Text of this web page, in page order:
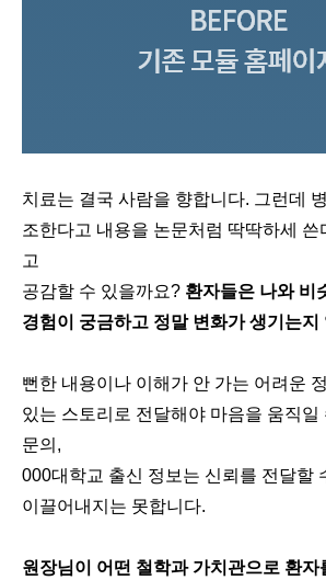
치료는 결국 사람을 향합니다. 그런데
조한다고 내용을 논문처럼 딱딱하세 쓴
고
공감할 수 있을까요? 환자들은 나와 비
경험이 궁금하고 정말 변화가 생기는지
뻔한 내용이나 이해가 안 가는 어려운
있는 스토리로 전달해야 마음을 움직일
문의,
000대학교 출신 정보는 신뢰를 전달할
이끌어내지는 못합니다.
원장님이 어떤 철학과 가치관으로 환자